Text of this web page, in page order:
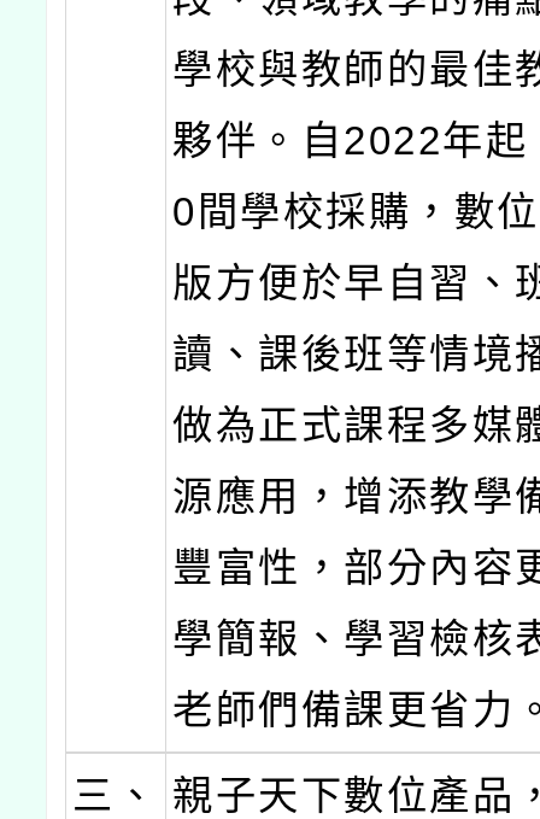
學校與教師的最佳
夥伴。自2022年
0間學校採購，數
版方便於早自習、
讀、課後班等情境
做為正式課程多媒
源應用，增添教學
豐富性，部分內容
學簡報、學習檢核
老師們備課更省力
三、
親子天下數位產品